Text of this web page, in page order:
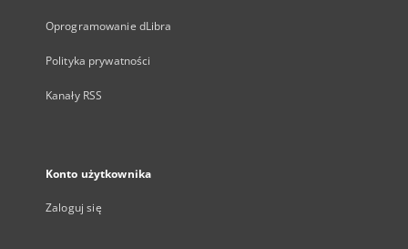
Oprogramowanie dLibra
Polityka prywatności
Kanały RSS
Konto użytkownika
Zaloguj się